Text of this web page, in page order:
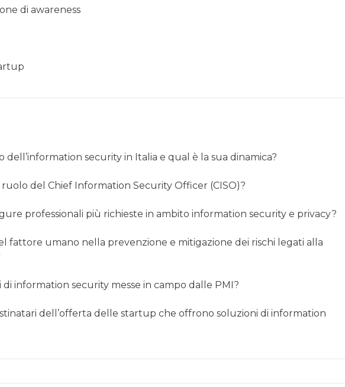
di awareness
security in Italia e qual è la sua dinamica?
del Chief Information Security Officer (CISO)?
professionali più richieste in ambito information security e privacy?
fattore umano nella prevenzione e mitigazione dei rischi legati alla
information security messe in campo dalle PMI?
dell’offerta delle startup che offrono soluzioni di information